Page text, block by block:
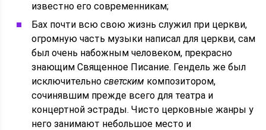
известно его современникам;
Бах почти всю свою жизнь служил при церкви,
огромную часть музыки написал для церкви, сам
был очень набожным человеком, прекрасно
знающим Священное Писание. Гендель же был
исключительносветским композитором,
сочинявшим прежде всего для театра и
концертной эстрады. Чисто церковные жанры у
него занимают небольшое место и